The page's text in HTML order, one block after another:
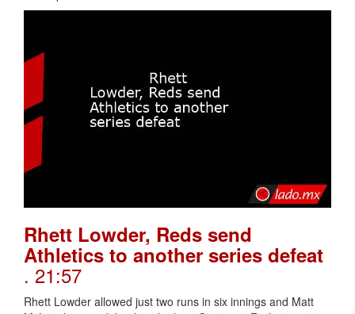
Rhett Lowder, Reds send
Athletics to another series defeat
. 21:57
Rhett Lowder allowed just two runs in six innings and Matt